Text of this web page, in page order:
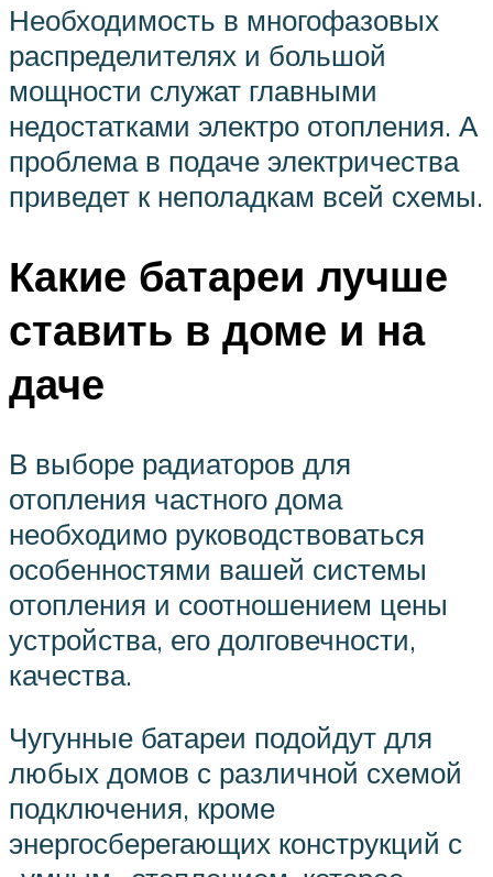
Необходимость в многофазовых
распределителях и большой
мощности служат главными
недостатками электро отопления. А
проблема в подаче электричества
приведет к неполадкам всей схемы.
Какие батареи лучше
ставить в доме и на
даче
В выборе радиаторов для
отопления частного дома
необходимо руководствоваться
особенностями вашей системы
отопления и соотношением цены
устройства, его долговечности,
качества.
Чугунные батареи подойдут для
любых домов с различной схемой
подключения, кроме
энергосберегающих конструкций с